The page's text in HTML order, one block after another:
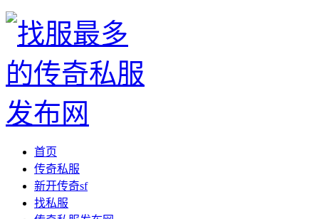
首页
传奇私服
新开传奇sf
找私服